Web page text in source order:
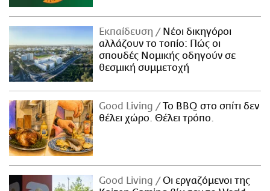
Εκπαίδευση
Νέοι δικηγόροι
αλλάζουν το τοπίο: Πώς οι
σπουδές Νομικής οδηγούν σε
θεσμική συμμετοχή
Good Living
Το BBQ στο σπίτι δεν
θέλει χώρο. Θέλει τρόπο.
Good Living
Οι εργαζόμενοι της